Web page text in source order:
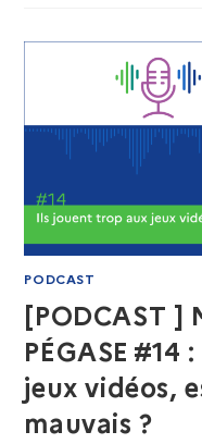
PODCAST
[PODCAST ]
PÉGASE
jeux vidéos,
mauvais ?